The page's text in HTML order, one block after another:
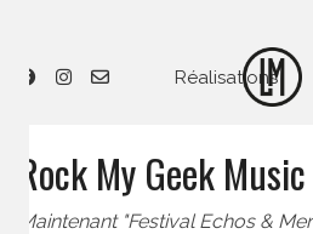
Réalisations
Rock My Geek
Maintenant "Festival Echos &